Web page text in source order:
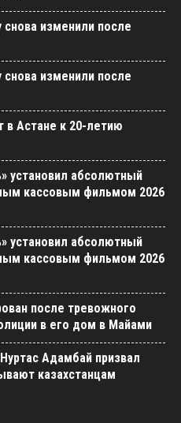
изменили после
изменили после
в Астане к 20-летию
установил абсолютный
кассовым фильмом 2026
установил абсолютный
кассовым фильмом 2026
после тревожного
в его дом в Майами
Адамбай призвал
казахстанцам